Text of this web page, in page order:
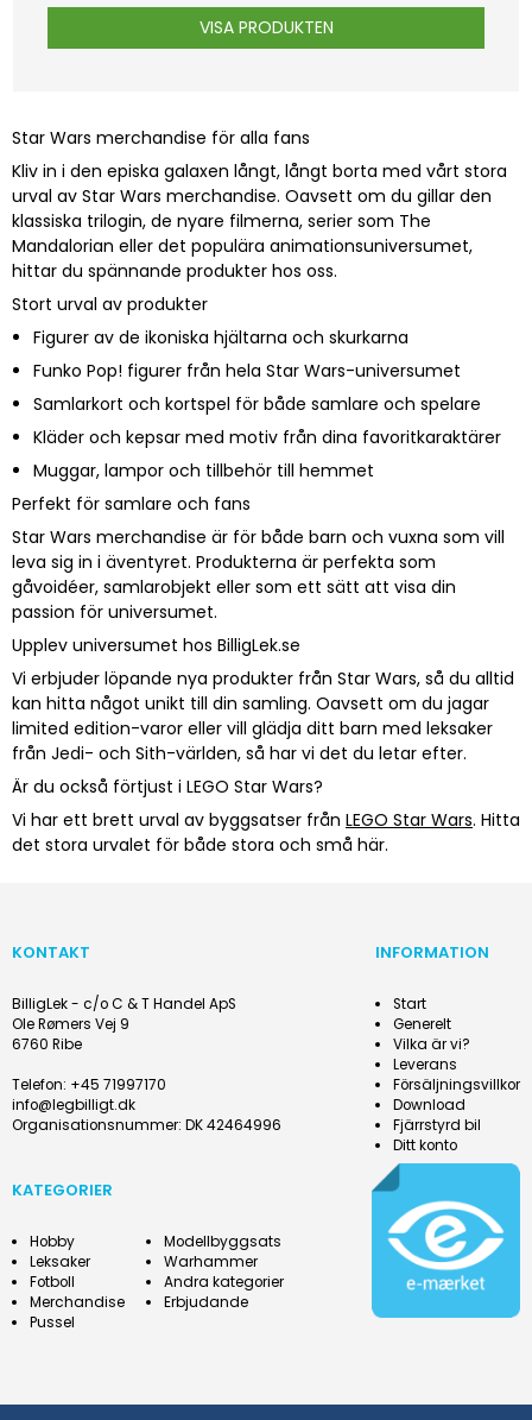
VISA PRODUKTEN
Star Wars merchandise för alla fans
Kliv in i den episka galaxen långt, långt borta med vårt stora
urval av Star Wars merchandise. Oavsett om du gillar den
klassiska trilogin, de nyare filmerna, serier som The
Mandalorian eller det populära animationsuniversumet,
hittar du spännande produkter hos oss.
Stort urval av produkter
Figurer av de ikoniska hjältarna och skurkarna
Funko Pop! figurer från hela Star Wars-universumet
Samlarkort och kortspel för både samlare och spelare
Kläder och kepsar med motiv från dina favoritkaraktärer
Muggar, lampor och tillbehör till hemmet
Perfekt för samlare och fans
Star Wars merchandise är för både barn och vuxna som vill
leva sig in i äventyret. Produkterna är perfekta som
gåvoidéer, samlarobjekt eller som ett sätt att visa din
passion för universumet.
Upplev universumet hos BilligLek.se
Vi erbjuder löpande nya produkter från Star Wars, så du alltid
kan hitta något unikt till din samling. Oavsett om du jagar
limited edition-varor eller vill glädja ditt barn med leksaker
från Jedi- och Sith-världen, så har vi det du letar efter.
Är du också förtjust i LEGO Star Wars?
Vi har ett brett urval av byggsatser från LEGO Star Wars. Hitta
det stora urvalet för både stora och små här.
KONTAKT
BilligLek - c/o C & T Handel ApS
Ole Rømers Vej 9
6760 Ribe
Telefon: +45 71997170
info@legbilligt.dk
Organisationsnummer: DK 42464996
INFORMATION
Start
Generelt
Vilka är vi?
Leverans
Försäljningsvillkor
Download
Fjärrstyrd bil
Ditt konto
KATEGORIER
Hobby
Leksaker
Fotboll
Merchandise
Pussel
Modellbyggsats
Warhammer
Andra kategorier
Erbjudande